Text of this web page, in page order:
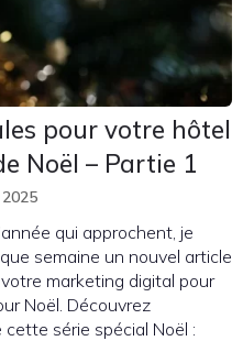
pour votre hôtel
Noël – Partie 1
qui approchent, je
semaine un nouvel article
marketing digital pour
Noël. Découvrez
cette série spécial Noël :